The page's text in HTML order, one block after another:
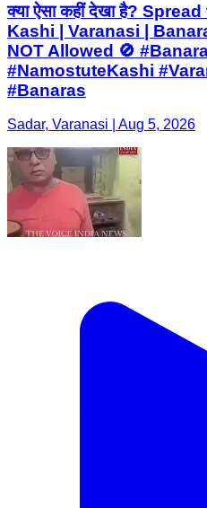
क्या ऐसा कहीं देखा है?
Kashi | Varanasi |
NOT Allowed 🚫
#NamostuteKashi
#Banaras
Sadar, Varanasi | Aug 5, 2026